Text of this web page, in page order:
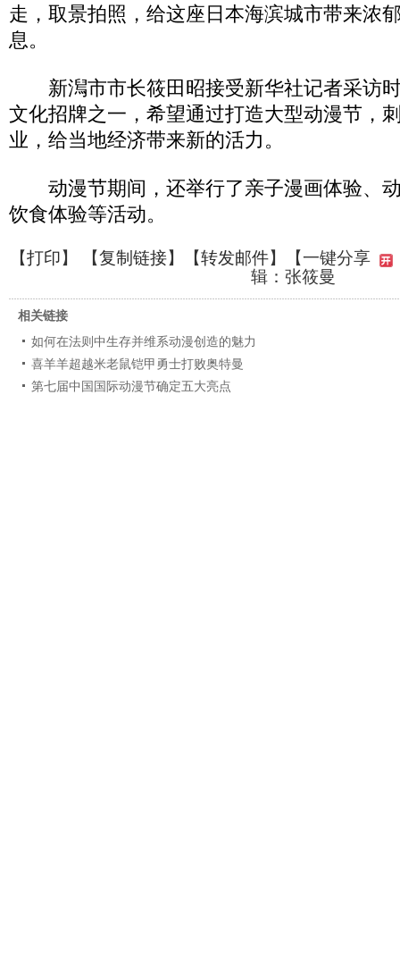
走，取景拍照，给这座日本海滨城市带来浓
息。
新澙市市长筱田昭接受新华社记者采访
文化招牌之一，希望通过打造大型动漫节，
业，给当地经济带来新的活力。
动漫节期间，还举行了亲子漫画体验、
饮食体验等活动。
【打印】 【复制链接】【转发邮件】
【一键分享
辑：张筱曼
相关链接
如何在法则中生存并维系动漫创造的魅力
喜羊羊超越米老鼠铠甲勇士打败奥特曼
第七届中国国际动漫节确定五大亮点